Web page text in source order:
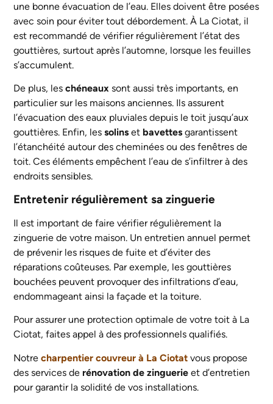
une bonne évacuation de l’eau. Elles doivent être posées
avec soin pour éviter tout débordement. À La Ciotat, il
est recommandé de vérifier régulièrement l’état des
gouttières, surtout après l’automne, lorsque les feuilles
s’accumulent.
De plus, leschéneaux sont aussi très importants, en
particulier sur les maisons anciennes. Ils assurent
l’évacuation des eaux pluviales depuis le toit jusqu’aux
gouttières. Enfin, lessolins et bavettes garantissent
l’étanchéité autour des cheminées ou des fenêtres de
toit. Ces éléments empêchent l’eau de s’infiltrer à des
endroits sensibles.
Entretenir régulièrement sa zinguerie
Il est important de faire vérifier régulièrement la
zinguerie de votre maison. Un entretien annuel permet
de prévenir les risques de fuite et d’éviter des
réparations coûteuses. Par exemple, les gouttières
bouchées peuvent provoquer des infiltrations d’eau,
endommageant ainsi la façade et la toiture.
Pour assurer une protection optimale de votre toit à La
Ciotat, faites appel à des professionnels qualifiés.
Notrecharpentier couvreur à La Ciotat vous propose
des services de rénovation de zinguerie et d’entretien
pour garantir la solidité de vos installations.